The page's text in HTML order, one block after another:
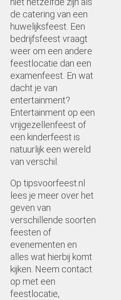
de catering van een
huwelijksfeest. Een
bedrijfsfeest vraagt
weer om een andere
feestlocatie dan een
examenfeest. En wat
dacht je van
entertainment?
Entertainment op een
vrijgezellenfeest of
een kinderfeest is
natuurlijk een wereld
van verschil.
Op tipsvoorfeest.nl
lees je meer over het
geven van
verschillende soorten
feesten of
evenementen en
alles wat hierbij komt
kijken. Neem contact
op met een
feestlocatie,